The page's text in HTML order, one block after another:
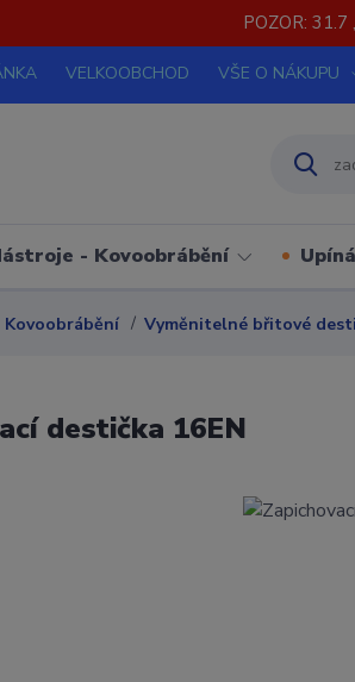
POZOR:
VELKOOBCHOD VŠE O NÁKUPU
- Kovoobrábění
Vyměnitelné břitové
destička 16EN